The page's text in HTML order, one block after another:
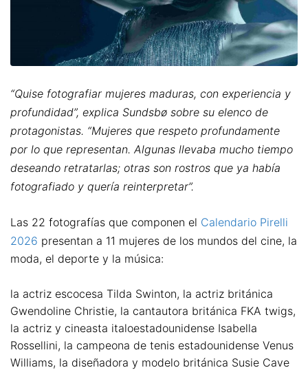
“Quise fotografiar mujeres maduras, con experiencia y
profundidad”, explica Sundsbø sobre su elenco de
protagonistas. “Mujeres que respeto profundamente
por lo que representan. Algunas llevaba mucho tiempo
deseando retratarlas; otras son rostros que ya había
fotografiado y quería reinterpretar”.
Las 22 fotografías que componen el Calendario Pirelli
2026 presentan a 11 mujeres de los mundos del cine, la
moda, el deporte y la música:
la actriz escocesa Tilda Swinton, la actriz británica
Gwendoline Christie, la cantautora británica FKA twigs,
la actriz y cineasta italoestadounidense Isabella
Rossellini, la campeona de tenis estadounidense Venus
Williams, la diseñadora y modelo británica Susie Cave